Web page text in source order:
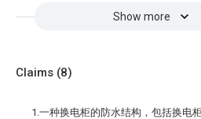
Show more
Claims (8)
1.一种换电柜的防水结构，包括换电